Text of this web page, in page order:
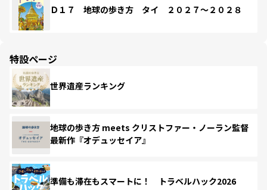
Ｄ１７ 地球の歩き方 タイ ２０２７～２０２８
特設ページ
世界遺産ランキング
地球の歩き方 meets クリストファー・ノーラン監督
最新作『オデュッセイア』
準備も滞在もスマートに！ トラベルハック2026